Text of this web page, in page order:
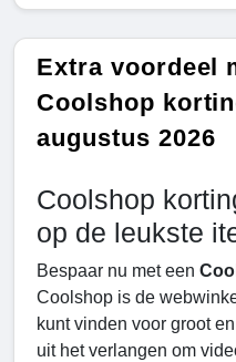
Extra voordeel
Coolshop
augustus 2026
Coolshop
op de leukste
Bespaar nu met een
Coolshop is de
kunt vinden voor groot
uit het verlangen om